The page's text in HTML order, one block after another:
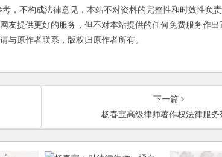
不构成法律意见，本站不对资料的完整性和时效性负
友提供更好的服务，但不对本站提供的任何免费服务作出
与原作者联系，版权归原作者所有。
下一篇
杨春宝高级律师著作权法律服务